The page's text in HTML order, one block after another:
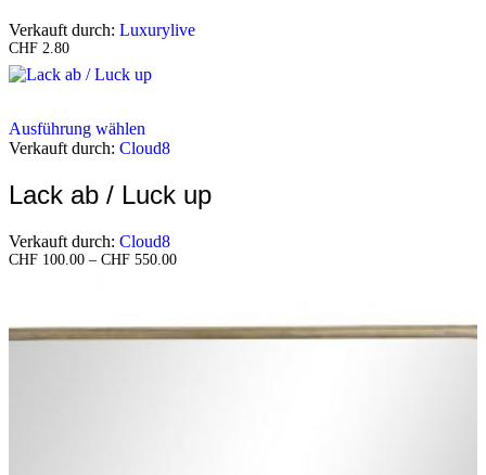
Verkauft durch: Luxurylive
CHF 2.80
Ausführung wählen
Verkauft durch: Cloud8
Lack ab / Luck up
Verkauft durch: Cloud8
CHF 100.00 – CHF 550.00Preisspanne:
CHF
550.00